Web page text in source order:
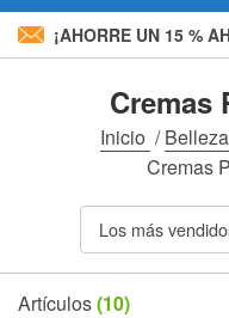
¡AHORRE UN 15 %
Cremas
Inicio /Belleza
Cremas
Los más
Artículos(10)